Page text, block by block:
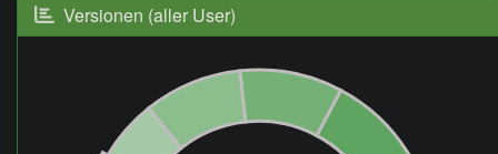
Versionen (aller User)